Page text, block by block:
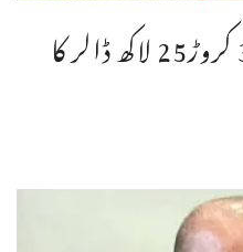
ملکی زر مبادلہ ذخائر میں 3 کروڑ25 لاکھ ڈالر کا